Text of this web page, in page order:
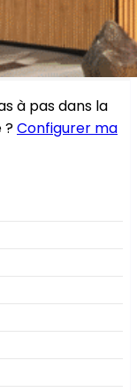
à pas dans la
?Configurer ma